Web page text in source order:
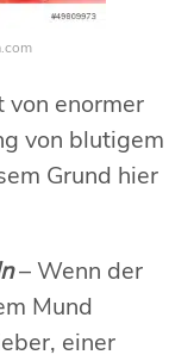
von enormer
von blutigem
Grund hier
– Wenn der
Mund
einer